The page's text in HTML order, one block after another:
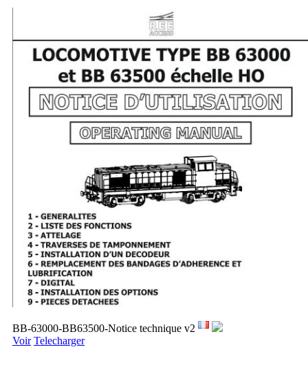
BB-63000-BB63500-Notice technique v2
Voir Telecharger